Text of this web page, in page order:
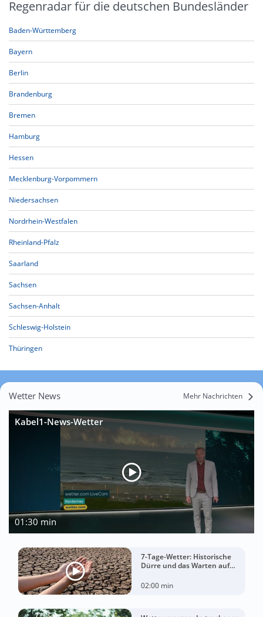
Regenradar für die deutschen Bundesländer
Baden-Württemberg
Bayern
Berlin
Brandenburg
Bremen
Hamburg
Hessen
Mecklenburg-Vorpommern
Niedersachsen
Nordrhein-Westfalen
Rheinland-Pfalz
Saarland
Sachsen
Sachsen-Anhalt
Schleswig-Holstein
Thüringen
Wetter News Mehr Nachrichten
Kabel1-News-Wetter
01:30 min
7-Tage-Wetter: Historische
Dürre und das Warten auf
02:00 min